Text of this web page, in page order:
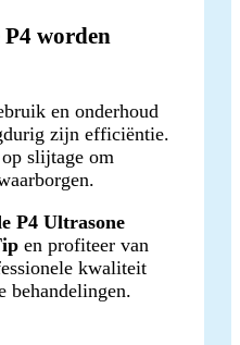
worden
en onderhoud
zijn efficiëntie.
slijtage om
P4 Ultrasone
en profiteer van
kwaliteit
behandelingen.